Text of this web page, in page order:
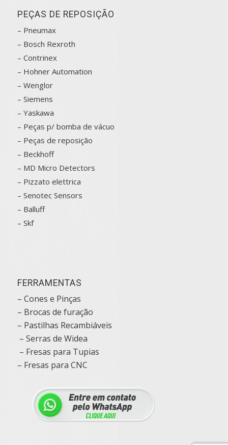
PEÇAS DE REPOSIÇÃO
– Pneumax
– Bosch Rexroth
– Contrinex
– Hohner Automation
– Wenglor
– Siemens
– Yaskawa
– Peças p/ bomba de vácuo
– Peças de reposição
– Beckhoff
– MD Micro Detectors
– Pizzato elettrica
– Senotec Sensors
– Balluff
– Skf
FERRAMENTAS
– Cones e Pinças
– Brocas de furação
– Pastilhas Recambiáveis
– Serras de Widea
– Fresas para Tupias
– Fresas para CNC